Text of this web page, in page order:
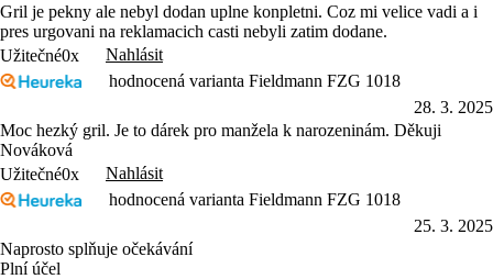
Gril je pekny ale nebyl dodan uplne konpletni. Coz mi velice vadi a i
pres urgovani na reklamacich casti nebyli zatim dodane.
Užitečné0x
Nahlásit
hodnocená varianta Fieldmann FZG 1018
28. 3. 2025
Moc hezký gril. Je to dárek pro manžela k narozeninám. Děkuji
Nováková
Užitečné0x
Nahlásit
hodnocená varianta Fieldmann FZG 1018
25. 3. 2025
Naprosto splňuje očekávání
Plní účel